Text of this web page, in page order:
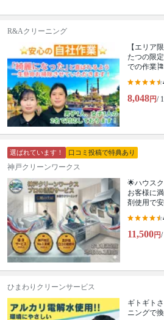
R&Aクリーニング
【エリア
たつの限
での作業🎏
8,048円/
選ばれています！ 口コミ投稿で特典あり
神戸クリーンワークス
🌟ハウス
お客様に
剤使用で
11,500円
ひまわりクリーンサービス
ギトギト
ニングで